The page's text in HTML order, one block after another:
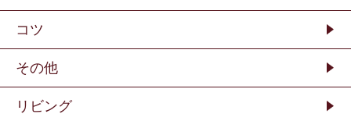
コツ
その他
リビング